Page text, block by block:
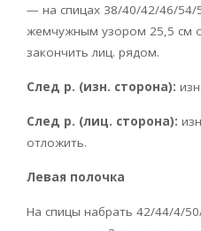
— на спицах 38/40/42/46/54/
жемчужным узором 25,5 см
закончить лиц. рядом.
След р. (изн. сторона):
След р. (лиц. сторона):
отложить.
Левая полочка
На спицы набрать 42/44/4/